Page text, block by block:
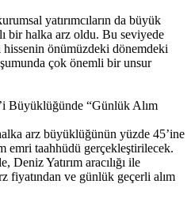
yatırımcıların da büyük
bir halka arz oldu. Bu seviyede
hissenin önümüzdeki dönemdeki
çok önemli bir unsur
Büyüklüğünde “Günlük Alım
arz büyüklüğünün yüzde 45’ine
emri taahhüdü gerçekleştirilecek.
Deniz Yatırım aracılığı ile
fiyatından ve günlük geçerli alım